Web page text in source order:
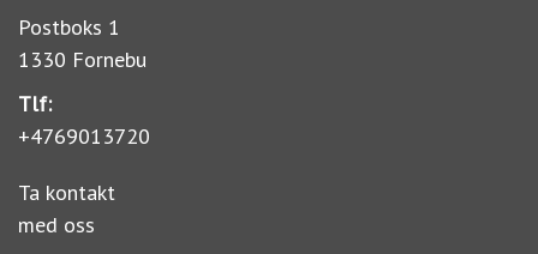
Postboks 1
1330 Fornebu
Tlf:
+4769013720
Ta kontakt
med oss